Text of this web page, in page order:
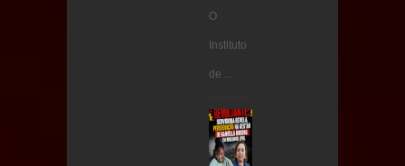
O
Instituto
de ...